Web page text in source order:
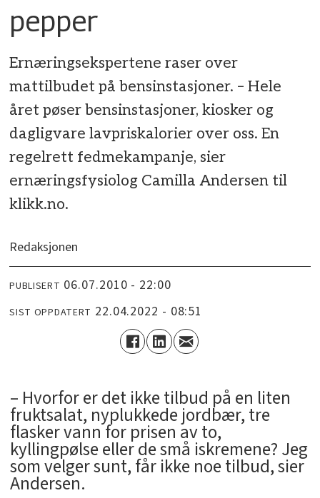
pepper
Ernæringsekspertene raser over
mattilbudet på bensinstasjoner. – Hele
året pøser bensinstasjoner, kiosker og
dagligvare lavpriskalorier over oss. En
regelrett fedmekampanje, sier
ernæringsfysiolog Camilla Andersen til
klikk.no.
Redaksjonen
PUBLISERT 06.07.2010 - 22:00
SIST OPPDATERT 22.04.2022 - 08:51
– Hvorfor er det ikke tilbud på en liten
fruktsalat, nyplukkede jordbær, tre
flasker vann for prisen av to,
kyllingpølse eller de små iskremene? Jeg
som velger sunt, får ikke noe tilbud, sier
Andersen.